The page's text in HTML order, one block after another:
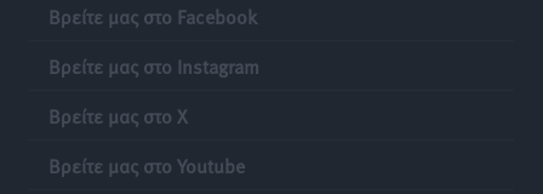
Βρείτε μας στο Facebook
Βρείτε μας στο Instagram
Βρείτε μας στο X
Βρείτε μας στο Youtube